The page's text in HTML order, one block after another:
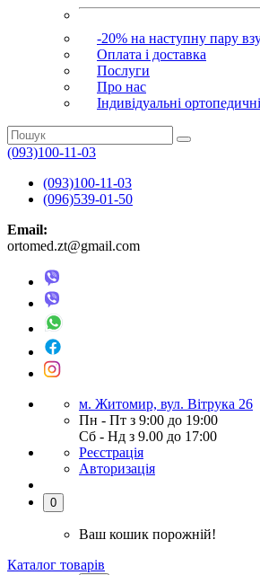
-20% на наступну пару
Оплата і доставка
Послуги
Про нас
Індивідуальні
(093)100-11-03
(093)100-11-03
(096)539-01-50
Email:
ortomed.zt@gmail.com
м. Житомир, вул. Вітрука 26
Пн - Пт з 9:00 до 19:00
Сб - Нд з 9.00 до 17:00
Реєстрація
Авторизація
0
Ваш кошик порожній!
Каталог товарів